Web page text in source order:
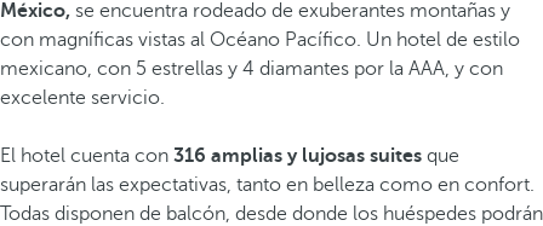
México, se encuentra rodeado de exuberantes montañas y
con magníficas vistas al Océano Pacífico. Un hotel de estilo
mexicano, con 5 estrellas y 4 diamantes por la AAA, y con
excelente servicio.
El hotel cuenta con 316 amplias y lujosas suites que
superarán las expectativas, tanto en belleza como en confort.
Todas disponen de balcón, desde donde los huéspedes podrán